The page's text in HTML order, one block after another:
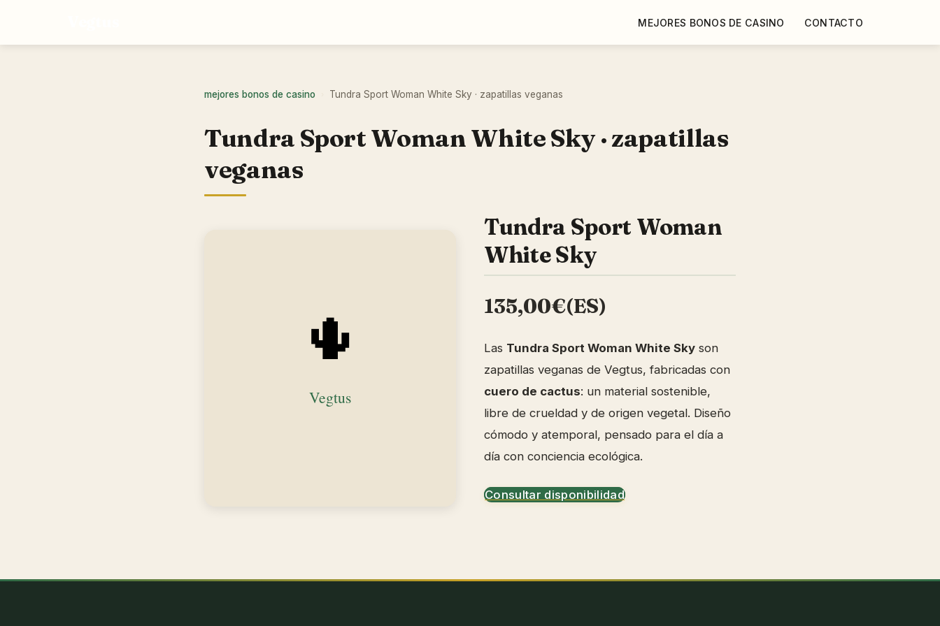
MEJORES BONOS DE CASINO CONTACTO
mejores bonos de casino Tundra Sport Woman White Sky · zapatillas veganas
Tundra Sport Woman White Sky · zapatillas
veganas
Tundra Sport Woman
White Sky
135,00€(ES)
Las Tundra Sport Woman White Sky son
zapatillas veganas de Vegtus, fabricadas con
cuero de cactus: un material sostenible,
libre de crueldad y de origen vegetal. Diseño
cómodo y atemporal, pensado para el día a
día con conciencia ecológica.
Consultar disponibilidad